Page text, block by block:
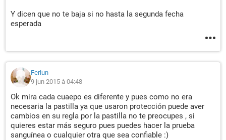
Y dicen que no te baja si no hasta la segunda fecha
esperada
Ferlun
9 jun 2015 à 04:48
Ok mira cada cuaepo es diferente y pues como no era
necesaria la pastilla ya que usaron protección puede aver
cambios en su regla por la pastilla no te preocupes , si
quieres estar más seguro pues puedes hacer la prueba
sanguínea o cualquier otra que sea confiable :)